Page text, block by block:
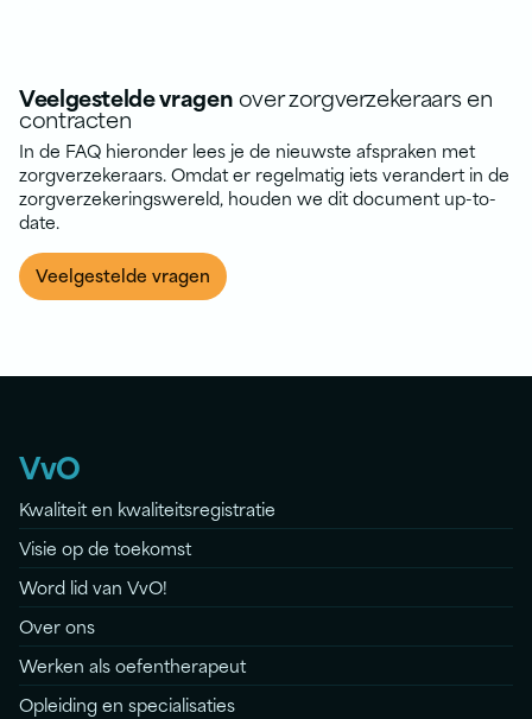
Veelgestelde vragen over zorgverzekeraars en
contracten
In de FAQ hieronder lees je de nieuwste afspraken met
zorgverzekeraars. Omdat er regelmatig iets verandert in de
zorgverzekeringswereld, houden we dit document up-to-
date.
Veelgestelde vragen
VvO
Kwaliteit en kwaliteitsregistratie
Visie op de toekomst
Word lid van VvO!
Over ons
Werken als oefentherapeut
Opleiding en specialisaties